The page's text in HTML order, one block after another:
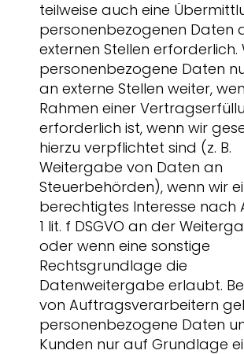
teilweise auch eine
personenbezogenen Daten
externen Stellen erforderlich.
personenbezogene Daten
an externe Stellen weiter,
Rahmen einer
erforderlich ist, wenn wir
hierzu verpflichtet sind (z. B.
Weitergabe von Daten an
Steuerbehörden), wenn wir
berechtigtes Interesse nach
1 lit. f DSGVO an der
oder wenn eine sonstige
Rechtsgrundlage die
Datenweitergabe erlaubt.
von Auftragsverarbeitern
personenbezogene Daten
Kunden nur auf Grundlage